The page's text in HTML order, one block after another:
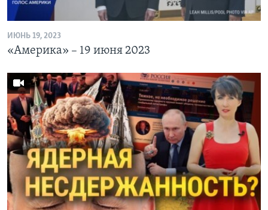
ИЮНЬ 19, 2023
«Америка» – 19 июня 2023